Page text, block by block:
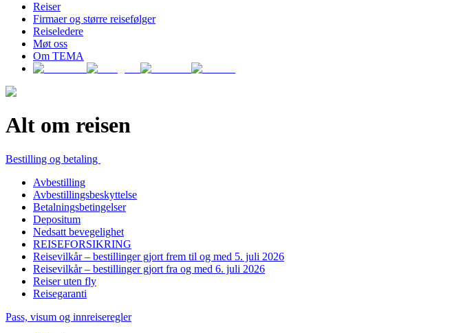
Reiser
Firmaer og større reisefølger
Reiseledere
Møt oss
Om TEMA
Alt om reisen
Bestilling og betaling
Avbestilling
Avbestillingsbeskyttelse
Betalningsbetingelser
Depositum
Nedsatt bevegelighet
REISEFORSIKRING
Reisevilkår – bestillinger gjort frem til og med 5. juli 2026
Reisevilkår – bestillinger gjort fra og med 6. juli 2026
Reiser uten fly
Reisegaranti
Pass, visum og innreiseregler